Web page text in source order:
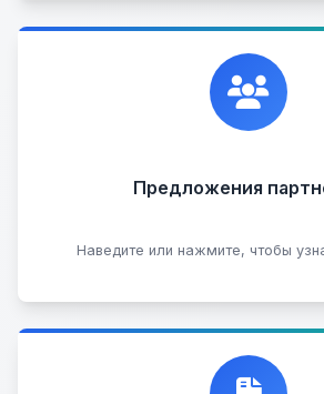
Предложения
Наведите или нажмите, чтобы
Сотрудничаем с лучшими
вас есть интересные идеи, мы
сотрудничеству.
Стать партнером